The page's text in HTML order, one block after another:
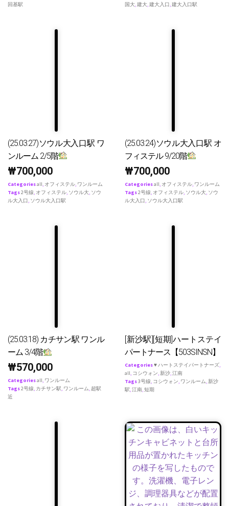
回基駅
国大,建大,建大入口,建大入口駅
(25.03.27)ソウル大入口駅 ワ
ンルーム 2/5階
₩700,000
Categoriesall, オフィステル, ワンルーム
Tags2号線, オフィステル, ソウル大, ソウ
ル大入口, ソウル大入口駅
(25.03.24)ソウル大入口駅 オ
フィステル 9/20階
₩700,000
Categoriesall, オフィステル, ワンルーム
Tags2号線, オフィステル, ソウル大, ソウ
ル大入口, ソウル大入口駅
(25.03.18) カチサン駅 ワンル
ーム 3/4階
₩570,000
Categoriesall, ワンルーム
Tags2号線, カチサン駅, ワンルーム, 超駅
近
[新沙駅][短期]ハートステイ
パートナース【503SINSN】
Categories♥ ハートステイパートナーズ,
all, コシウォン,新沙,江南
Tags3号線, コシウォン, ワンルーム,新沙
駅,江南,短期